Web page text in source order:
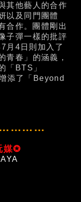
其他藝人的合作
以及同門團體
合作。團體剛出
子彈一樣的批評
月4日則加入了
青春」的涵義，
「BTS」
添了「Beyond
媒✪